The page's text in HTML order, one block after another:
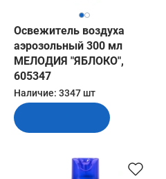
Освежитель воздуха
аэрозольный 300 мл
МЕЛОДИЯ "ЯБЛОКО",
605347
Наличие: 3347 шт